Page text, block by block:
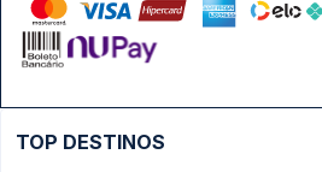
TOP DESTINOS